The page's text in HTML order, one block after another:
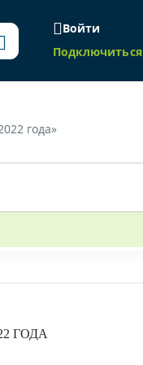
Войти
Подключиться
года»
ГОДА